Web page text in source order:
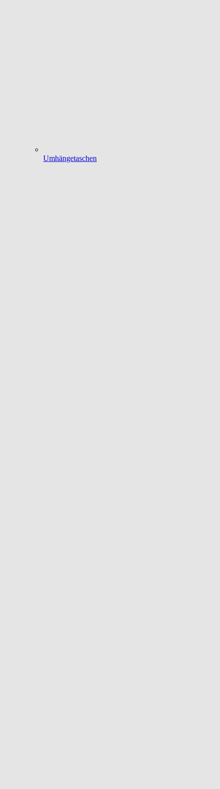
Umhängetaschen